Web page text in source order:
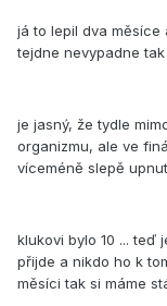
já to lepil dva měsíce
tejdne nevypadne
je jasný, že tydle
organizmu, ale ve
víceméně slepě
klukovi bylo 10 ... teď
přijde a nikdo ho k
měsíci tak si máme